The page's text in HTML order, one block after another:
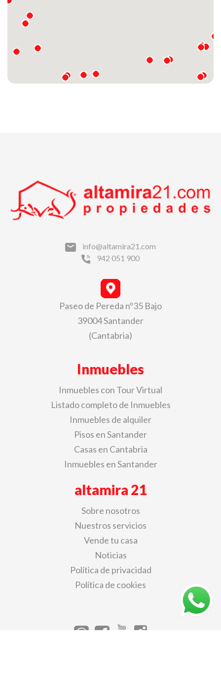
info@altamira21.com
942 051 900
Paseo de Pereda nº35 Bajo
39004 Santander
(Cantabria)
Inmuebles
Inmuebles con Tour Virtual
Listado completo de Inmuebles
Inmuebles de alquiler
Pisos en Santander
Casas en Cantabria
Inmuebles en Santander
altamira 21
Sobre nosotros
Nuestros servicios
Vende tu casa
Noticias
Política de privacidad
Política de cookies